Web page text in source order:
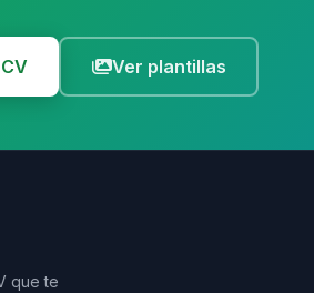
Ver plantillas
que te